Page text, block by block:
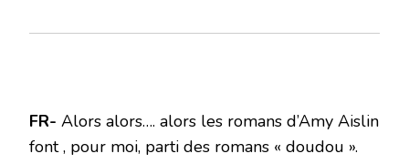
FR- Alors alors…. alors les romans d’Amy Aislin
font , pour moi, parti des romans « doudou ».